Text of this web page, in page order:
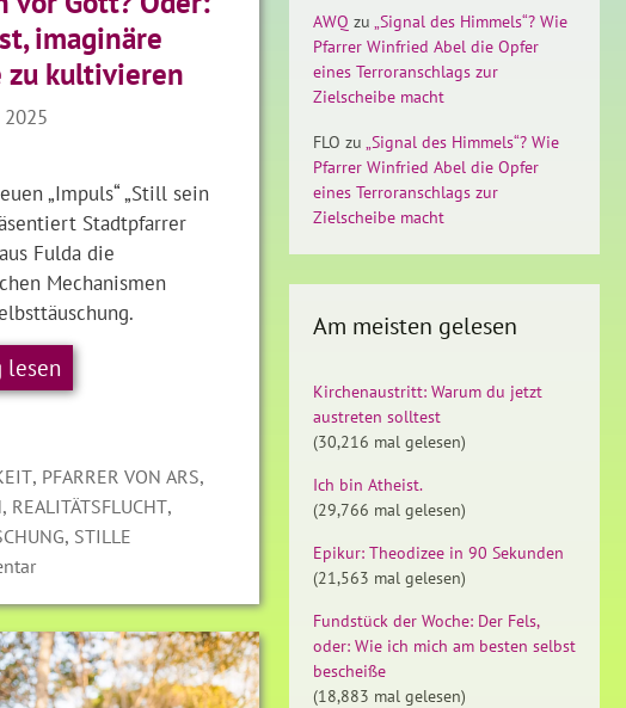
imaginäre
zu kultivieren
„Impuls“ „Still sein
Stadtpfarrer
Fulda die
Mechanismen
lesen
, PFARRER VON ARS,
, REALITÄTSFLUCHT,
, STILLE
AWQ zu „Signal des Himmels“? Wie
Pfarrer Winfried Abel die Opfer
eines Terroranschlags zur
Zielscheibe macht
FLO zu „Signal des Himmels“? Wie
Pfarrer Winfried Abel die Opfer
eines Terroranschlags zur
Zielscheibe macht
Am meisten gelesen
Kirchenaustritt: Warum du jetzt
austreten solltest
(30,216 mal gelesen)
Ich bin Atheist.
(29,766 mal gelesen)
Epikur: Theodizee in 90 Sekunden
(21,563 mal gelesen)
Fundstück der Woche: Der Fels,
oder: Wie ich mich am besten selbst
bescheiße
(18,883 mal gelesen)